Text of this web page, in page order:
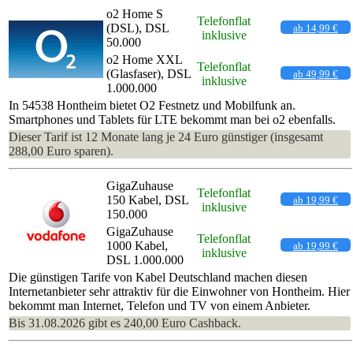
o2 Home S
(DSL), DSL
50.000
Telefonflat
inklusive
ab 14,99 €
o2 Home XXL
(Glasfaser), DSL
1.000.000
Telefonflat
inklusive
ab 49,99 €
In 54538 Hontheim bietet O2 Festnetz und Mobilfunk an.
Smartphones und Tablets für LTE bekommt man bei o2 ebenfalls.
Dieser Tarif ist 12 Monate lang je 24 Euro günstiger (insgesamt
288,00 Euro sparen).
GigaZuhause
150 Kabel, DSL
150.000
Telefonflat
inklusive
ab 19,99 €
GigaZuhause
1000 Kabel,
DSL 1.000.000
Telefonflat
inklusive
ab 19,99 €
Die günstigen Tarife von Kabel Deutschland machen diesen
Internetanbieter sehr attraktiv für die Einwohner von Hontheim. Hier
bekommt man Internet, Telefon und TV von einem Anbieter.
Bis 31.08.2026 gibt es 240,00 Euro Cashback.